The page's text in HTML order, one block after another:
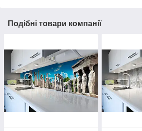
Подібні товари компанії